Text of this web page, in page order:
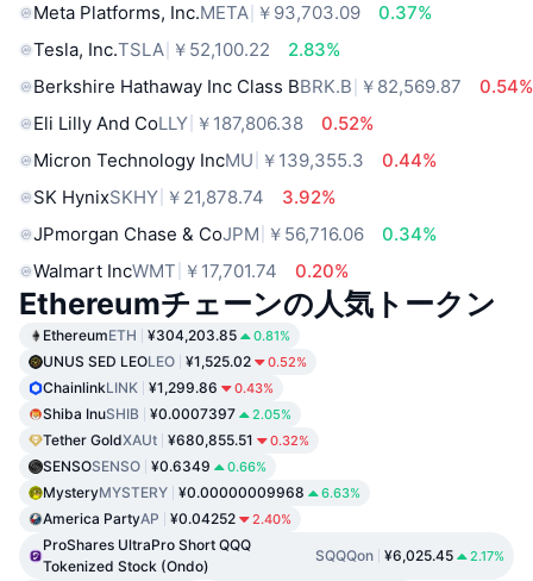
Meta Platforms, Inc.META ￥93,703.09
0.37%
Tesla, Inc.TSLA ￥52,100.22
2.83%
Berkshire Hathaway Inc Class BBRK.B ￥82,569.87
0.54%
Eli Lilly And CoLLY ￥187,806.38
0.52%
Micron Technology IncMU ￥139,355.3
0.44%
SK HynixSKHY ￥21,878.74
3.92%
JPmorgan Chase & CoJPM ￥56,716.06
0.34%
Walmart IncWMT ￥17,701.74 0.20%
Ethereumチェーンの人気トークン
EthereumETH ¥304,203.85 0.81%
UNUS SED LEOLEO ¥1,525.02 0.52%
ChainlinkLINK ¥1,299.86 0.43%
Shiba InuSHIB ¥0.0007397 2.05%
Tether GoldXAUt ¥680,855.51 0.32%
SENSOSENSO ¥0.6349 0.66%
MysteryMYSTERY ¥0.00000009968 6.63%
America PartyAP ¥0.04252 2.40%
ProShares UltraPro Short QQQ
Tokenized Stock (Ondo)
SQQQon ¥6,025.45 2.17%